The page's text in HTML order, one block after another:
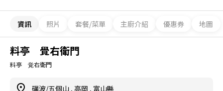
資訊 照片 套餐/菜單 主廚介紹 優惠券 地圖
料亭 覺右衛門
料亭 覚右衛門
礪波/五個山 , 高岡 , 富山縣